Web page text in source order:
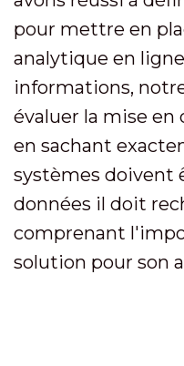
pour mettre en
analytique en
informations,
évaluer la mise
en sachant
systèmes doivent
données il doit
comprenant
solution pour son